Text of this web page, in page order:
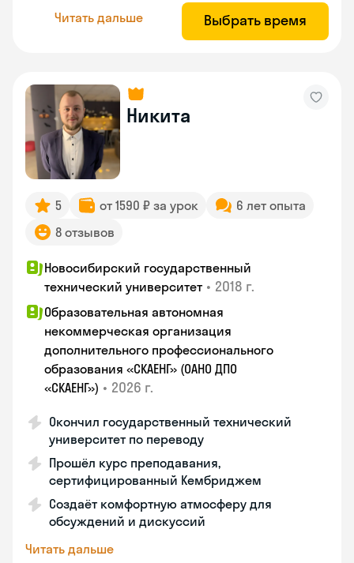
Читать дальше Выбрать время
Никита
5 от 1590 ₽ за урок
6 лет опыта
8 отзывов
Новосибирский государственный
технический университет • 2018 г.
Образовательная автономная
некоммерческая организация
дополнительного профессионального
образования «СКАЕНГ» (ОАНО ДПО
«СКАЕНГ») • 2026 г.
Окончил государственный технический
университет по переводу
Прошёл курс преподавания,
сертифицированный Кембриджем
Создаёт комфортную атмосферу для
обсуждений и дискуссий
Читать дальше